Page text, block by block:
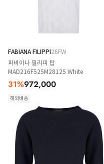
FABIANA FILIPPI26FW
파비아나 필리피 탑
MAD216F525M28125 White
31%972,000
해외배송